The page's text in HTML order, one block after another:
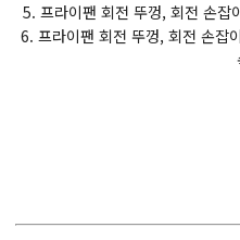
5. 프라이팬 회전 뚜껑, 회전 손잡
6. 프라이팬 회전 뚜껑, 회전 손잡